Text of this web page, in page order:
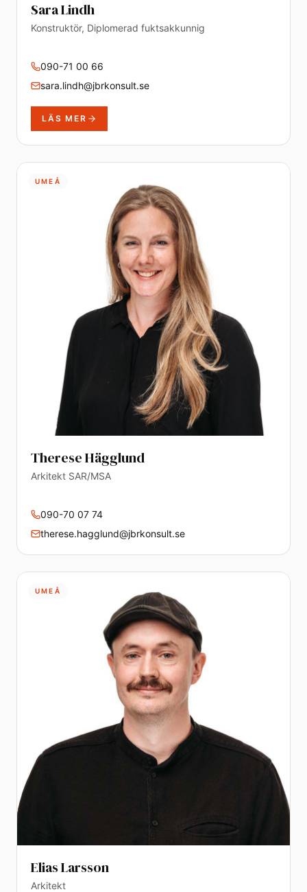
Sara Lindh
Konstruktör, Diplomerad fuktsakkunnig
090-71 00 66
sara.lindh@jbrkonsult.se
LÄS MER
UMEÅ
Therese Hägglund
Arkitekt SAR/MSA
090-70 07 74
therese.hagglund@jbrkonsult.se
UMEÅ
Elias Larsson
Arkitekt